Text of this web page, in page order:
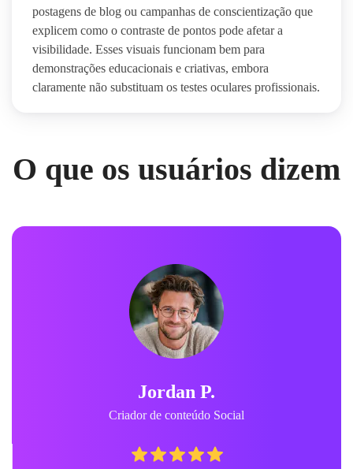
postagens de blog ou campanhas de conscientização que
explicem como o contraste de pontos pode afetar a
visibilidade. Esses visuais funcionam bem para
demonstrações educacionais e criativas, embora
claramente não substituam os testes oculares profissionais.
O que os usuários dizem
Jordan P.
Criador de conteúdo Social